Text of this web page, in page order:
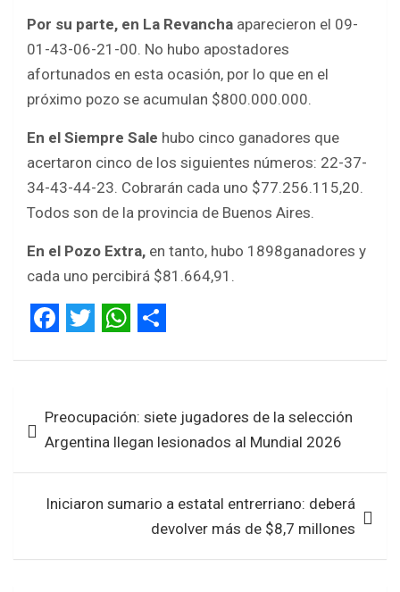
Por su parte, en La Revancha aparecieron el 09-
01-43-06-21-00. No hubo apostadores
afortunados en esta ocasión, por lo que en el
próximo pozo se acumulan $800.000.000.
En el Siempre Sale hubo cinco ganadores que
acertaron cinco de los siguientes números: 22-37-
34-43-44-23. Cobrarán cada uno $77.256.115,20.
Todos son de la provincia de Buenos Aires.
En el Pozo Extra, en tanto, hubo 1898ganadores y
cada uno percibirá $81.664,91.
e
t
t
e
r
t
p
r
de
entradas
Preocupación: siete jugadores de la selección
Argentina llegan lesionados al Mundial 2026
Iniciaron sumario a estatal entrerriano: deberá
devolver más de $8,7 millones